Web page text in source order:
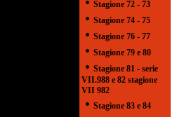
Stagione 72 - 73
• Stagione 74 - 75
• Stagione 76 - 77
• Stagione 79 e 80
• Stagione 81 - serie
VII.988 e 82 stagione
VII 982
• Stagione 83 e 84